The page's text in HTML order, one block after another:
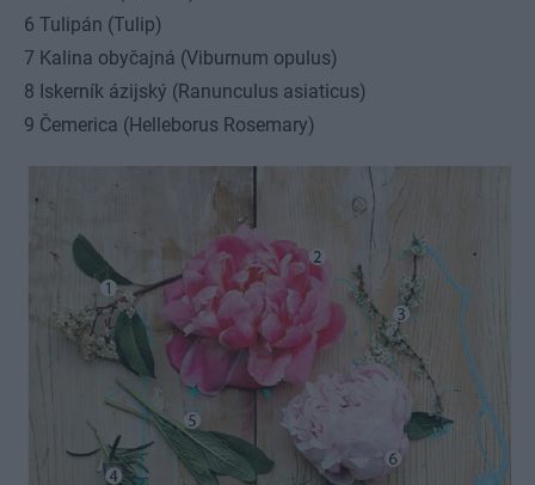
6 Tulipán (Tulip)
7 Kalina obyčajná (Viburnum opulus)
8 Iskerník ázijský (Ranunculus asiaticus)
9 Čemerica (Helleborus Rosemary)